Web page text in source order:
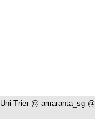
Uni-Trier @ amaranta_sg @